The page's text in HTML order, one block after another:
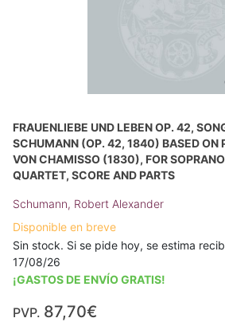
FRAUENLIEBE UND LEBEN OP. 42,
SCHUMANN (OP. 42, 1840) BASED ON
VON CHAMISSO (1830), FOR
QUARTET, SCORE AND PARTS
Schumann, Robert Alexander
Disponible en breve
Sin stock. Si se pide hoy, se estima
17/08/26
¡GASTOS DE ENVÍO GRATIS!
PVP. 87,70€